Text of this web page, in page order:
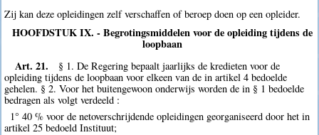
Zij kan deze opleidingen zelf verschaffen of beroep doen op een opleider.
HOOFDSTUK IX. - Begrotingsmiddelen voor de opleiding tijdens de
loopbaan
Art. 21.
§ 1. De Regering bepaalt jaarlijks de kredieten voor de
opleiding tijdens de loopbaan voor elkeen van de in artikel 4 bedoelde
gehelen. § 2. Voor het buitengewoon onderwijs worden de in § 1 bedoelde
bedragen als volgt verdeeld :
1° 40 % voor de netoverschrijdende opleidingen georganiseerd door het in
artikel 25 bedoeld Instituut;